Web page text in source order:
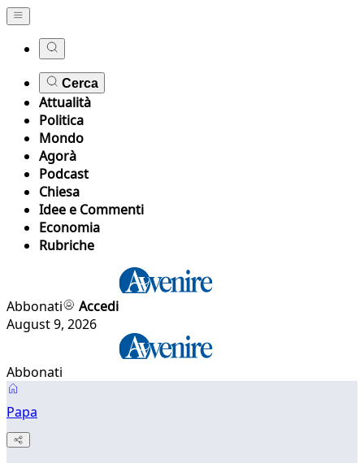
Cerca
Attualità
Politica
Mondo
Agorà
Podcast
Chiesa
Idee e Commenti
Economia
Rubriche
Abbonati
Accedi
August 9, 2026
Abbonati
Papa